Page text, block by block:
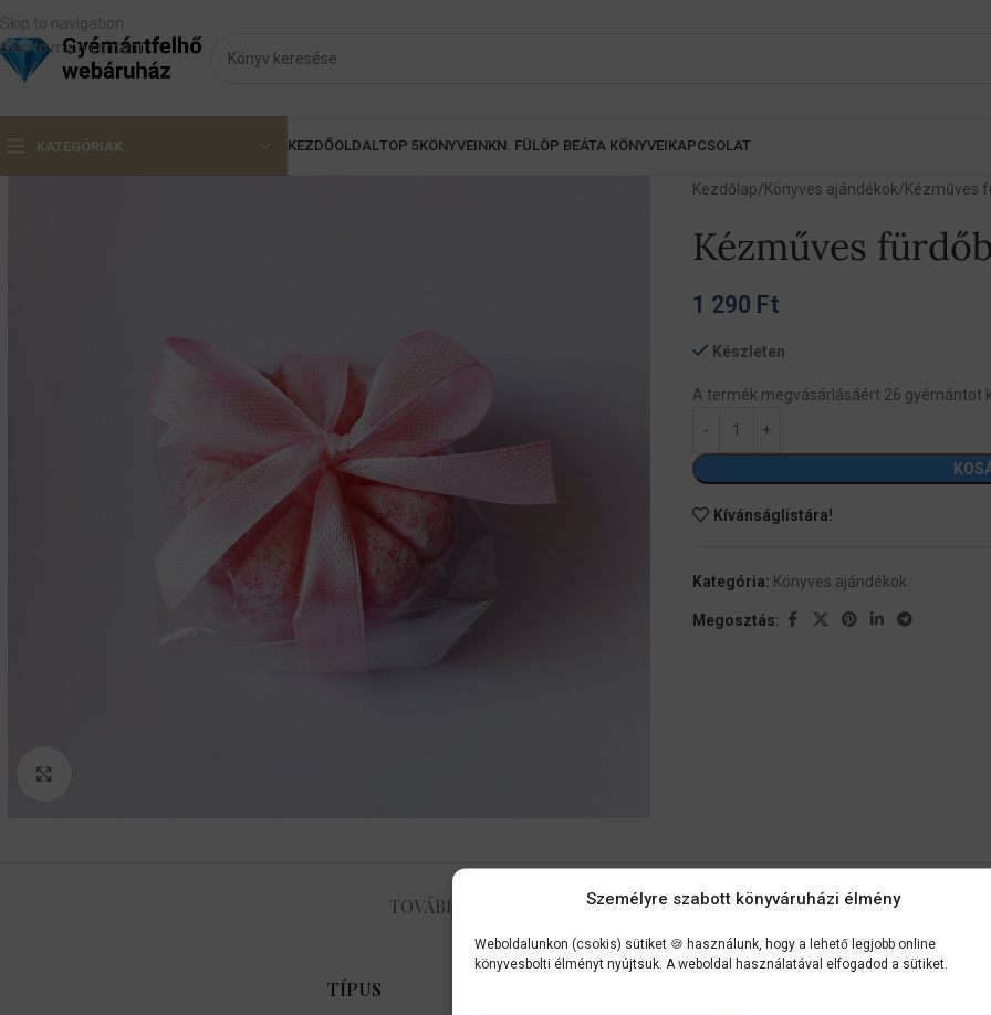
Személyre szabott könyváruházi élmény
Weboldalunkon (csokis) sütiket 🍪 használunk, hogy a lehető legjobb online
könyvesbolti élményt nyújtsuk. A weboldal használatával elfogadod a sütiket.
Skip to navigation
Skip to main content
KATEGÓRIÁK KEZDŐOLDALTOP 5KÖNYVEINKN. FÜLÖP BEÁTA KÖNYVEIKAPCSOLAT
Kezdőlap Könyves ajándékok Kézműves
Kézműves
1 290 Ft
Készleten
A termék megvásárlásáért 26 gyémántot
Kívánságlistára!
Kategória: Könyves ajándékok
Megosztás:
TOVÁBBI INFORMÁCIÓKVÉLEMÉNYEK (0) SZÁLLÍTÁSI INFORMÁCIÓK
TÍPUS